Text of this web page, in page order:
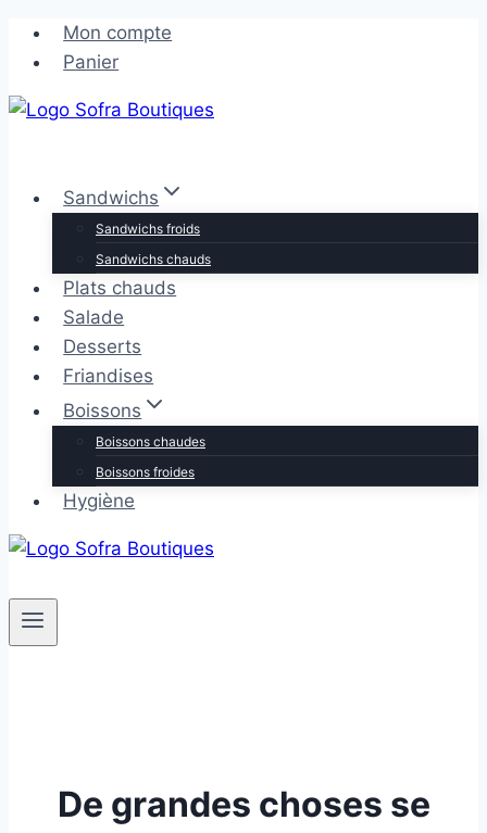
Aller
contenu
Aller
contenu
Mon compte
Panier
Sandwichs
Sandwichs froids
Sandwichs chauds
Plats chauds
Salade
Desserts
Friandises
Boissons
Boissons chaudes
Boissons froides
Hygiène
De grandes choses se